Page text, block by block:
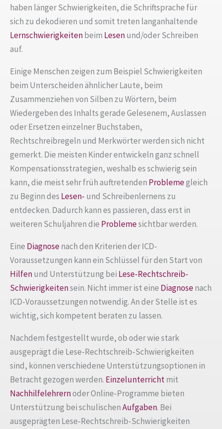
haben länger Schwierigkeiten, die Schriftsprache für
sich zu dekodieren und somit treten langanhaltende
Lernschwierigkeitenbeim Lesenund/oder Schreiben
auf.
Einige Menschen zeigen zum Beispiel Schwierigkeiten
beim Unterscheiden ähnlicher Laute, beim
Zusammenziehen von Silben zu Wörtern, beim
Wiedergeben des Inhalts gerade Gelesenem, Auslassen
oder Ersetzen einzelner Buchstaben,
Rechtschreibregeln und Merkwörter werden sich nicht
gemerkt. Die meisten Kinder entwickeln ganz schnell
Kompensationsstrategien, weshalb es schwierig sein
kann, die meist sehr früh auftretenden Problemegleich
zu Beginn des Lesen- und Schreibenlernens zu
entdecken. Dadurch kann es passieren, dass erst in
weiteren Schuljahren die Problemesichtbar werden.
Eine Diagnosenach den Kriterien der ICD-
Voraussetzungen kann ein Schlüssel für den Start von
Hilfenund Unterstützung bei Lese-Rechtschreib-
Schwierigkeitensein. Nicht immer ist eine Diagnosenach
ICD-Voraussetzungen notwendig. An der Stelle ist es
wichtig, sich kompetent beraten zu lassen.
Nachdem festgestellt wurde, ob oder wie stark
ausgeprägt die Lese-Rechtschreib-Schwierigkeiten
sind, können verschiedene Unterstützungsoptionen in
Betracht gezogen werden. Einzelunterrichtmit
Nachhilfelehrernoder Online-Programme bieten
Unterstützung bei schulischenAufgaben. Bei
ausgeprägten Lese-Rechtschreib-Schwierigkeiten